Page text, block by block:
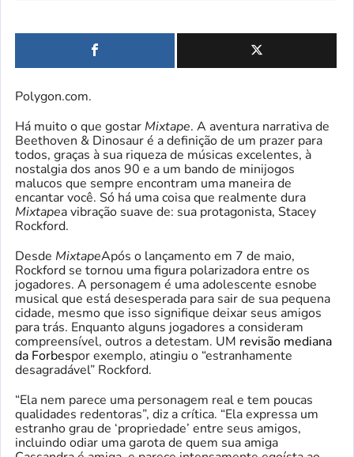
Polygon.com.
Há muito o que gostar Mixtape. A aventura narrativa de
Beethoven & Dinosaur é a definição de um prazer para
todos, graças à sua riqueza de músicas excelentes, à
nostalgia dos anos 90 e a um bando de minijogos
malucos que sempre encontram uma maneira de
encantar você. Só há uma coisa que realmente dura
Mixtapea vibração suave de: sua protagonista, Stacey
Rockford.
Desde MixtapeApós o lançamento em 7 de maio,
Rockford se tornou uma figura polarizadora entre os
jogadores. A personagem é uma adolescente esnobe
musical que está desesperada para sair de sua pequena
cidade, mesmo que isso signifique deixar seus amigos
para trás. Enquanto alguns jogadores a consideram
compreensível, outros a detestam. UM revisão mediana
da Forbespor exemplo, atingiu o “estranhamente
desagradável” Rockford.
“Ela nem parece uma personagem real e tem poucas
qualidades redentoras”, diz a crítica. “Ela expressa um
estranho grau de ‘propriedade’ entre seus amigos,
incluindo odiar uma garota de quem sua amiga